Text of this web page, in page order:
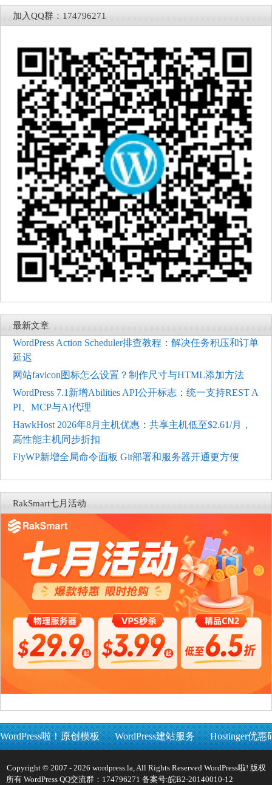
加入QQ群：174796271
最新文章
WordPress Action Scheduler排查教程：解决任务积压和订单
延迟
网站favicon图标怎么设置？制作尺寸与HTML添加方法
WordPress 7.1新增Abilities API公开标志：统一支持REST A
PI、MCP与AI代理
HawkHost 2026年8月主机优惠：共享主机低至$2.61/月，
高性能主机同步折扣
FlyWP新增全局命令面板 Git部署和服务器开通更方便
RakSmart七月活动
WordPress啦！原创模板 WordPress建站服务 Hostinger优惠
Copyright © 2007 - 2026 wordpress.la, All Rights Reserved WordPress啦! 版权
所有 WordPress QQ交流群：174796271 备案号:皖B2-20140010-12